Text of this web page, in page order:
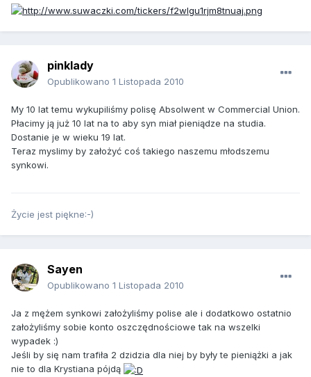
pinklady
Opublikowano 1 Listopada 2010
My 10 lat temu wykupiliśmy polisę Absolwent w Commercial Union.
Płacimy ją już 10 lat na to aby syn miał pieniądze na studia.
Dostanie je w wieku 19 lat.
Teraz myslimy by założyć coś takiego naszemu młodszemu
synkowi.
Życie jest piękne:-)
Sayen
Opublikowano 1 Listopada 2010
Ja z mężem synkowi założyliśmy polise ale i dodatkowo ostatnio
założyliśmy sobie konto oszczędnościowe tak na wszelki
wypadek :)
Jeśli by się nam trafiła 2 dzidzia dla niej by były te pieniążki a jak
nie to dla Krystiana pójdą